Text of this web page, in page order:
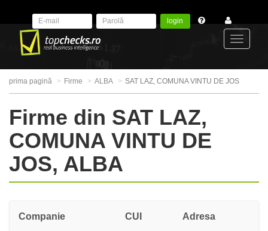
login
prima pagină Firme ALBA SAT LAZ, COMUNA VINTU DE JOS
Firme din SAT LAZ,
COMUNA VINTU DE
JOS, ALBA
Companie CUI Adresa